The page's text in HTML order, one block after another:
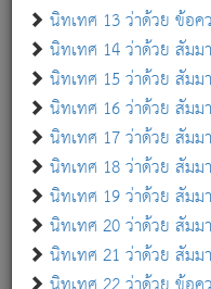
นิทเทศ 13 ว่าด้วย ข้อค
นิทเทศ 14 ว่าด้วย สัมม
นิทเทศ 15 ว่าด้วย สัมม
นิทเทศ 16 ว่าด้วย สัมม
นิทเทศ 17 ว่าด้วย สัมม
นิทเทศ 18 ว่าด้วย สัมม
นิทเทศ 19 ว่าด้วย สัมม
นิทเทศ 20 ว่าด้วย สัมม
นิทเทศ 21 ว่าด้วย สัมม
เกี่ยวกับธรรมโฆษณ์ออนไลน์
แม้ระบบ "ธรรมโฆษณ์ออนไลน์
ผู้ศึกษาก็พึงตรวจสอบกับตัวเล่
ก่อนนำข้อมูลไปใช้ในการอ้างอิ
เกี่ยวกับอัตถจารี|เกี่ยวกับก
หนังสือที่เกี่ยวข้อง